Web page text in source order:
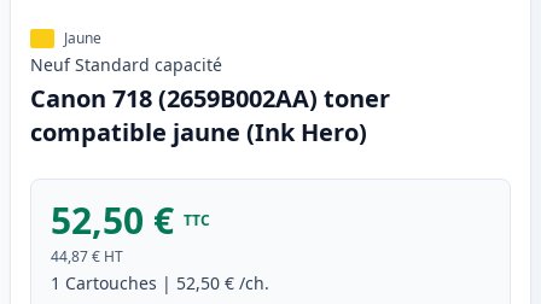
Jaune
Neuf Standard capacité
Canon 718 (2659B002AA) toner
compatible jaune (Ink Hero)
52,50 € TTC
44,87 € HT
1 Cartouches | 52,50 € /ch.